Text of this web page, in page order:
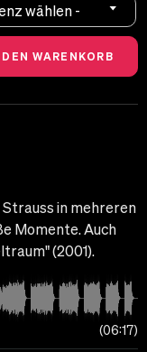
wählen -
in mehreren
Momente. Auch
(2001).
06:17